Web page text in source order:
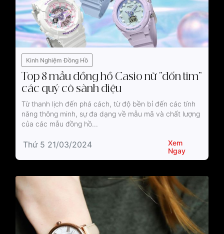
Kinh Nghiệm Đồng Hồ
Top 8 mẫu đồng hồ Casio nữ “đốn tim”
các quý cô sành điệu
Từ thanh lịch đến phá cách, từ độ bền bỉ đến các tính
năng thông minh, sự đa dạng về mẫu mã và chất lượng
của các mẫu đồng hồ...
Thứ 5 21/03/2024
Xem
Ngay